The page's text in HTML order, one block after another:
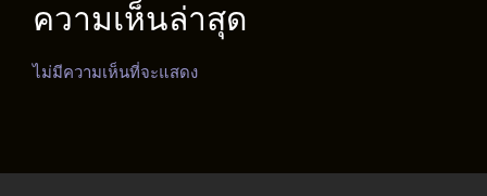
ความเห็นล่าสุด
ไม่มีความเห็นที่จะแสดง